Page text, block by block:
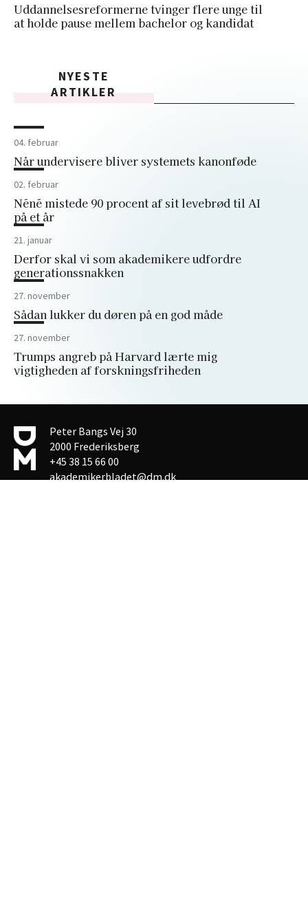
Uddannelsesreformerne tvinger flere unge til
at holde pause mellem bachelor og kandidat
NYESTE
ARTIKLER
04. februar
Når undervisere bliver systemets kanonføde
02. februar
Néné mistede 90 procent af sit levebrød til AI
på et år
21. januar
Derfor skal vi som akademikere udfordre
generationssnakken
27. november
Sådan lukker du døren på en god måde
27. november
Trumps angreb på Harvard lærte mig
vigtigheden af forskningsfriheden
Peter Bangs Vej 30
2000 Frederiksberg
+45 38 15 66 00
akademikerbladet@dm.dk